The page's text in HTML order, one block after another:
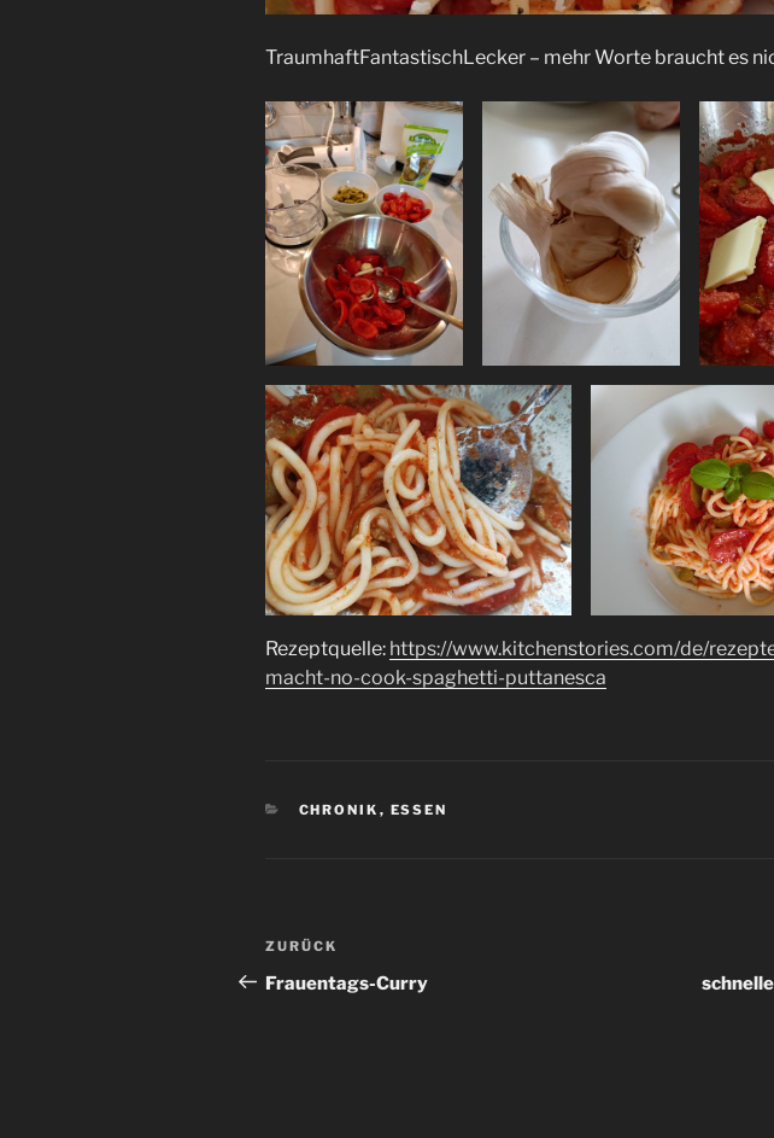
TraumhaftFantastischLecker – mehr Worte braucht es
Rezeptquelle: https://www.kitchenstories.com/de/
macht-no-cook-spaghetti-puttanesca
KATEGORIEN
CHRONIK , ESSEN
Beitrags-
Navigation
Vorheriger
Beitrag
ZURÜCK
Frauentags-Curry